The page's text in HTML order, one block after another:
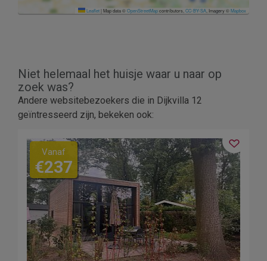
Leaflet|Map data ©OpenStreetMapcontributors,CC-BY-SA, Imagery ©Mapbox
Niet helemaal het huisje waar u naar op
zoek was?
Andere websitebezoekers die in Dijkvilla 12
geïntresseerd zijn, bekeken ook:
Vanaf
€237